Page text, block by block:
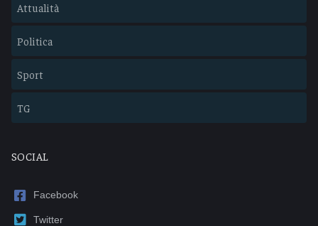
Attualità
Politica
Sport
TG
SOCIAL
Facebook
Twitter